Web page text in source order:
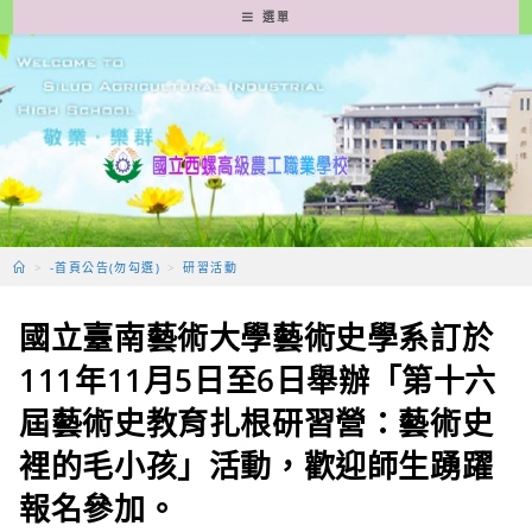
轉
至
要
容
選單
> -首頁公告(勿勾選) > 研習活動
國立臺南藝術大學藝術史學系訂於
111年11月5日至6日舉辦「第十六
屆藝術史教育扎根研習營：藝術史
裡的毛小孩」活動，歡迎師生踴躍
報名參加。